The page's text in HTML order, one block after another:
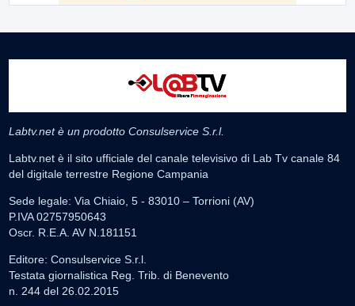
Labtv.net è un prodotto Consulservice S.r.l.
Labtv.net è il sito ufficiale del canale televisivo di Lab Tv canale 84
del digitale terrestre Regione Campania
Sede legale: Via Chiaio, 5 - 83010 – Torrioni (AV)
P.IVA 02757950643
Oscr. R.E.A. AV N.181151
Editore: Consulservice S.r.l.
Testata giornalistica Reg. Trib. di Benevento
n. 244 del 26.02.2015